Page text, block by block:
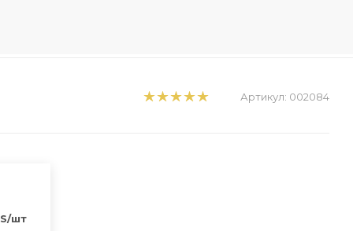
Артикул: 002084
/шт